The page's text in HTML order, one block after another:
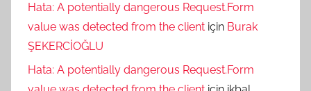
Hata: A potentially dangerous Request.Form
value was detected from the client için Burak
ŞEKERCİOĞLU
Hata: A potentially dangerous Request.Form